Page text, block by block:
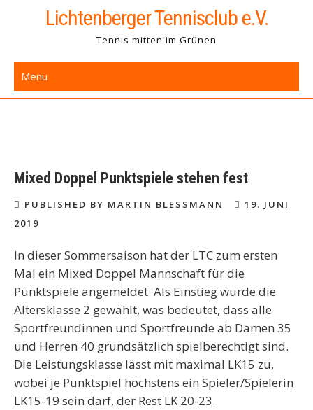
Lichtenberger Tennisclub e.V.
Tennis mitten im Grünen
Menu
Mixed Doppel Punktspiele stehen fest
PUBLISHED BY MARTIN BLESSMANN
19. JUNI
2019
In dieser Sommersaison hat der LTC zum ersten
Mal ein Mixed Doppel Mannschaft für die
Punktspiele angemeldet. Als Einstieg wurde die
Altersklasse 2 gewählt, was bedeutet, dass alle
Sportfreundinnen und Sportfreunde ab Damen 35
und Herren 40 grundsätzlich spielberechtigt sind.
Die Leistungsklasse lässt mit maximal LK15 zu,
wobei je Punktspiel höchstens ein Spieler/Spielerin
LK15-19 sein darf, der Rest LK 20-23.